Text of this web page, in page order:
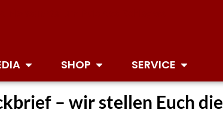
SHOP SERVICE
– wir stellen Euch die